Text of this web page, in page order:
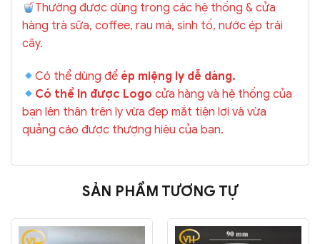
Thường được dùng trong các hệ thống & cửa
hàng trà sữa, coffee, rau má, sinh tố, nước ép trái
cây.
Có thể dùng để ép miệng ly dễ dàng.
Có thể In được Logo cửa hàng và hệ thống của
bạn lên thân trên ly vừa đẹp mắt tiện lợi và vừa
quảng cáo được thượng hiệu của bạn.
SẢN PHẨM TƯƠNG TỰ